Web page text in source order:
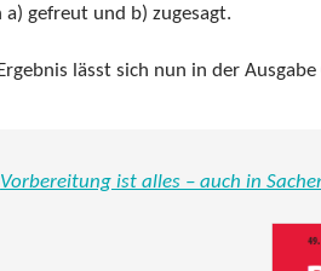
a) gefreut und b) zugesagt.
lässt sich nun in der
Vorbereitung ist alles – auch in